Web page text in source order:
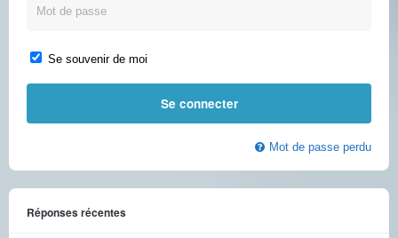
Se souvenir de moi
Mot de passe perdu
Réponses récentes